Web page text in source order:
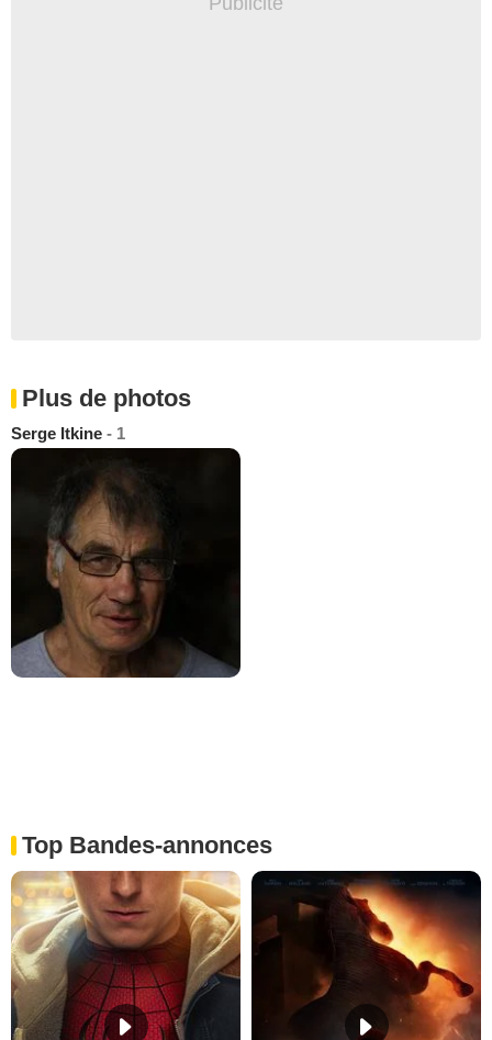
Plus de photos
Serge Itkine - 1
Top Bandes-annonces